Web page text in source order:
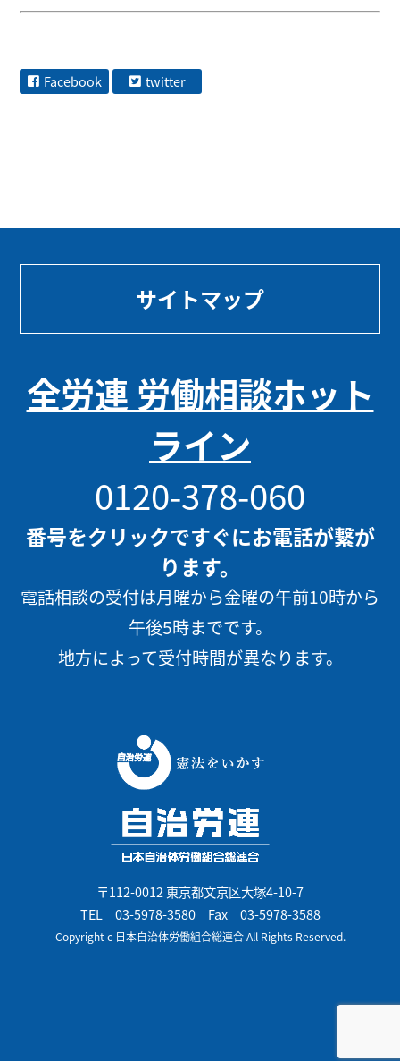
Facebook twitter
サイトマップ
全労連 労働相談ホット
ライン
0120-378-060
番号をクリックですぐにお電話が繋が
ります。
電話相談の受付は月曜から金曜の午前10時から
午後5時までです。
地方によって受付時間が異なります。
〒112-0012 東京都文京区大塚4-10-7
TEL 03-5978-3580Fax 03-5978-3588
Copyright c 日本自治体労働組合総連合 All Rights Reserved.